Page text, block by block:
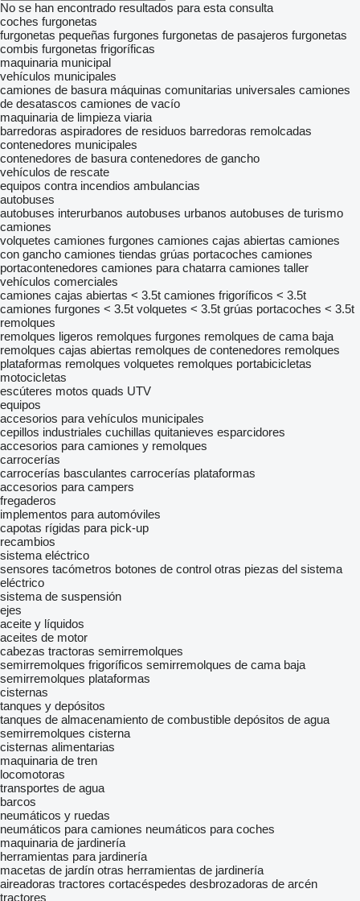
No se han encontrado resultados para esta consulta
coches furgonetas
furgonetas pequeñas furgones furgonetas de pasajeros furgonetas
combis furgonetas frigoríficas
maquinaria municipal
vehículos municipales
camiones de basura máquinas comunitarias universales camiones
de desatascos camiones de vacío
maquinaria de limpieza viaria
barredoras aspiradores de residuos barredoras remolcadas
contenedores municipales
contenedores de basura contenedores de gancho
vehículos de rescate
equipos contra incendios ambulancias
autobuses
autobuses interurbanos autobuses urbanos autobuses de turismo
camiones
volquetes camiones furgones camiones cajas abiertas camiones
con gancho camiones tiendas grúas portacoches camiones
portacontenedores camiones para chatarra camiones taller
vehículos comerciales
camiones cajas abiertas < 3.5t camiones frigoríficos < 3.5t
camiones furgones < 3.5t volquetes < 3.5t grúas portacoches < 3.5t
remolques
remolques ligeros remolques furgones remolques de cama baja
remolques cajas abiertas remolques de contenedores remolques
plataformas remolques volquetes remolques portabicicletas
motocicletas
escúteres motos quads UTV
equipos
accesorios para vehículos municipales
cepillos industriales cuchillas quitanieves esparcidores
accesorios para camiones y remolques
carrocerías
carrocerías basculantes carrocerías plataformas
accesorios para campers
fregaderos
implementos para automóviles
capotas rígidas para pick-up
recambios
sistema eléctrico
sensores tacómetros botones de control otras piezas del sistema
eléctrico
sistema de suspensión
ejes
aceite y líquidos
aceites de motor
cabezas tractoras semirremolques
semirremolques frigoríficos semirremolques de cama baja
semirremolques plataformas
cisternas
tanques y depósitos
tanques de almacenamiento de combustible depósitos de agua
semirremolques cisterna
cisternas alimentarias
maquinaria de tren
locomotoras
transportes de agua
barcos
neumáticos y ruedas
neumáticos para camiones neumáticos para coches
maquinaria de jardinería
herramientas para jardinería
macetas de jardín otras herramientas de jardinería
aireadoras tractores cortacéspedes desbrozadoras de arcén
tractores